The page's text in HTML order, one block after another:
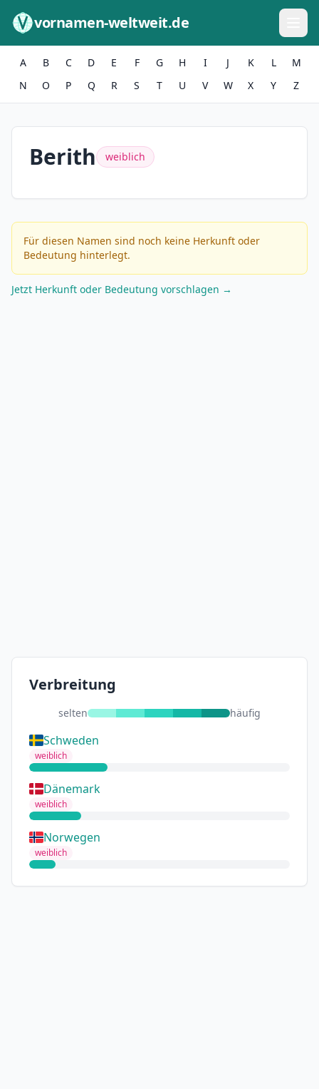
vornamen-weltweit.de
A B C D E F G H I J K L
M
N
O P Q R S T U V W X Y Z
Berith weiblich
Für diesen Namen sind noch keine Herkunft oder
Bedeutung hinterlegt.
Jetzt Herkunft oder Bedeutung vorschlagen →
Verbreitung
selten häufig
Schweden
weiblich
Dänemark
weiblich
Norwegen
weiblich